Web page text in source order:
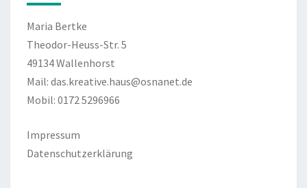
Maria Bertke
Theodor-Heuss-Str. 5
49134 Wallenhorst
Mail: das.kreative.haus@osnanet.de
Mobil: 0172 5296966
Impressum
Datenschutzerklärung